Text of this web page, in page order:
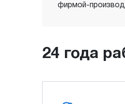
фирмой-
24 года